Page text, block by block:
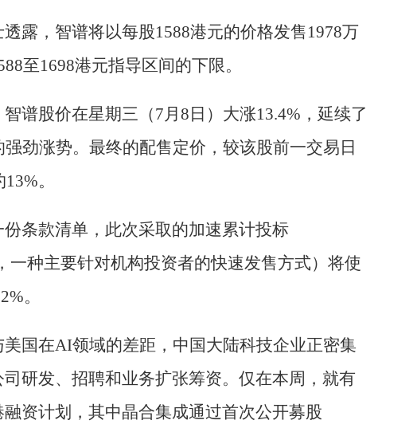
露，智谱将以每股1588港元的价格发售1978万
至1698港元指导区间的下限。
谱股价在星期三（7月8日）大涨13.4%，延续了
劲涨势。最终的配售定价，较该股前一交易日
。
条款清单，此次采取的加速累计投标
一种主要针对机构投资者的快速发售方式）将使
。
国在AI领域的差距，中国大陆科技企业正密集
研发、招聘和业务扩张筹资。仅在本周，就有
资计划，其中晶合集成通过首次公开募股